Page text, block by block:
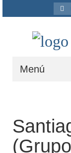
por:
Menú